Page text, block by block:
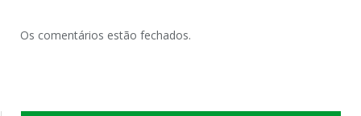
Os comentários estão fechados.